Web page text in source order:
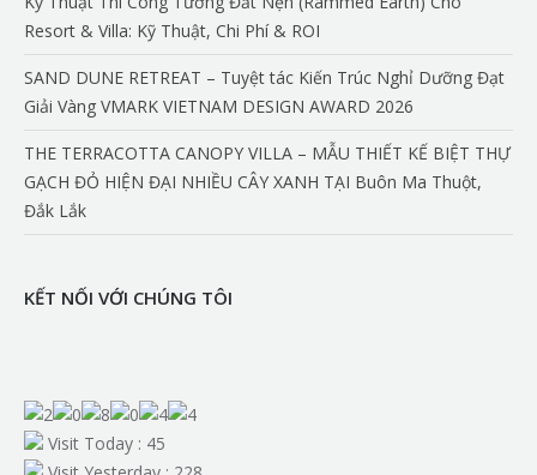
Resort & Villa: Kỹ Thuật, Chi Phí & ROI
SAND DUNE RETREAT – Tuyệt tác Kiến Trúc Nghỉ Dưỡng Đạt
Giải Vàng VMARK VIETNAM DESIGN AWARD 2026
THE TERRACOTTA CANOPY VILLA – MẪU THIẾT KẾ BIỆT THỰ
GẠCH ĐỎ HIỆN ĐẠI NHIỀU CÂY XANH TẠI Buôn Ma Thuột,
Đắk Lắk
KẾT NỐI VỚI CHÚNG TÔI
Visit Today : 45